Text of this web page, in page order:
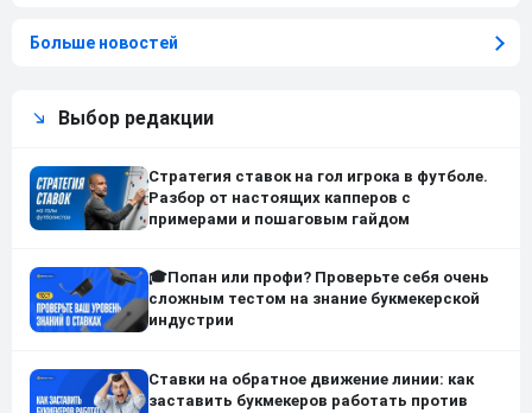
Больше новостей
Выбор редакции
Стратегия ставок на гол игрока в футболе.
Разбор от настоящих капперов с
примерами и пошаговым гайдом
🎓Попан или профи? Проверьте себя очень
сложным тестом на знание букмекерской
индустрии
Ставки на обратное движение линии: как
заставить букмекеров работать против